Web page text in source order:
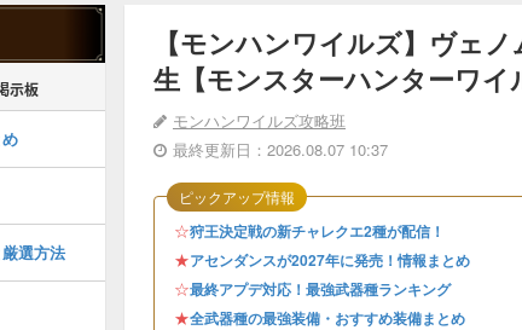
【モンハンワイルズ】ヴェ
生【モンスターハンターワイ
モンハンワイルズ攻略班
最終更新日：2026.08.07 10:37
☆狩王決定戦の新チャレクエ2種が配信！
★アセンダンスが2027年に発売！情報まとめ
☆最終アプデ対応！最強武器種ランキング
★全武器種の最強装備・おすすめ装備まとめ
ピックアップ情報
示板
選方法